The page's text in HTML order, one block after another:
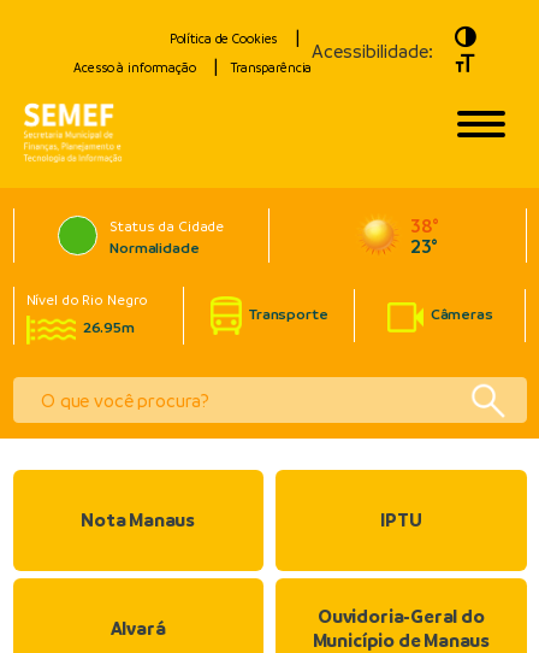
Política de Cookies
Acesso à informação
Transparência
Acessibilidade:
Toggle
Toggle
Status da Cidade
Normalidade
38°
23°
Nível do Rio Negro
26.95m
Transporte Câmeras
Nota Manaus IPTU
Alvará
Ouvidoria-Geral do
Município de Manaus